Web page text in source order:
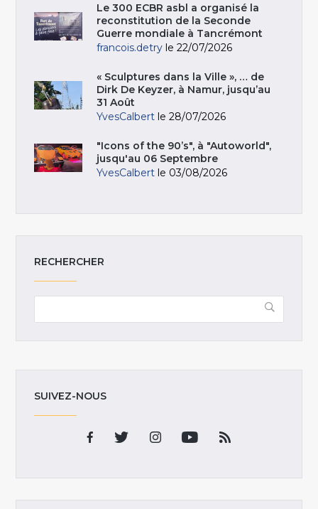
Le 300 ECBR asbl a organisé la
reconstitution de la Seconde
Guerre mondiale à Tancrémont
francois.detry le 22/07/2026
« Sculptures dans la Ville », … de
Dirk De Keyzer, à Namur, jusqu’au
31 Août
YvesCalbert le 28/07/2026
"Icons of the 90’s", à "Autoworld",
jusqu'au 06 Septembre
YvesCalbert le 03/08/2026
RECHERCHER
SUIVEZ-NOUS